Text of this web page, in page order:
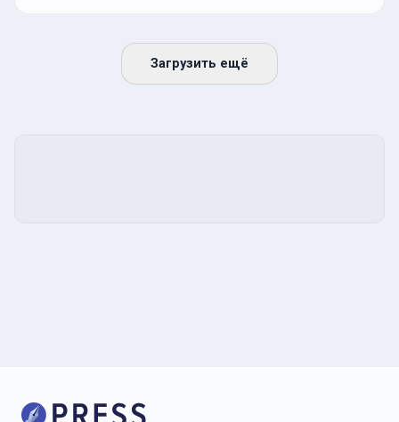
Загрузить ещё